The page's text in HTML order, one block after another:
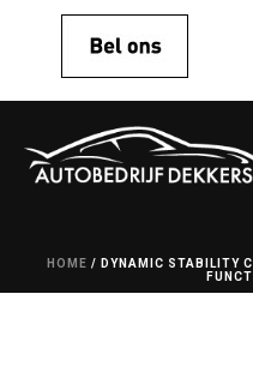
HOME / DYNAMIC STABILITY